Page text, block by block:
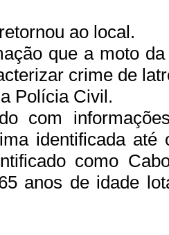
ao local.
que a moto
crime de
Polícia Civil.
com
identificada até
como
anos de idade